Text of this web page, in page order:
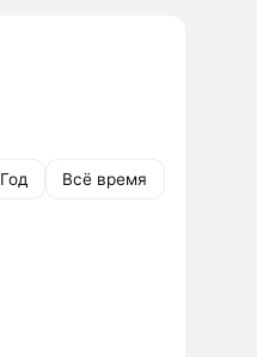
Год Всё время